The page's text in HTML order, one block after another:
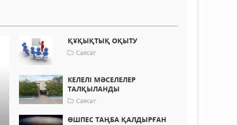
ҚҰҚЫҚТЫҚ ОҚЫТУ
Саясат
КЕЛЕЛІ МӘСЕЛЕЛЕР
ТАЛҚЫЛАНДЫ
Саясат
ӨШПЕС ТАҢБА ҚАЛДЫРҒАН